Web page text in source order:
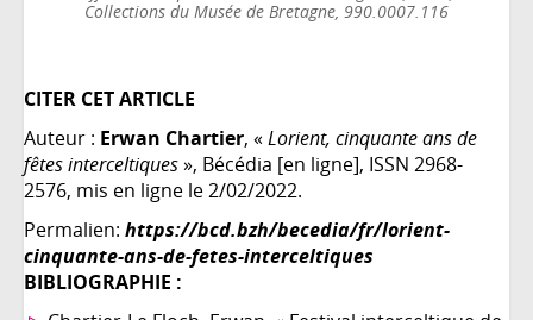
Collections du Musée de Bretagne, 990.0007.116
CITER CET ARTICLE
Auteur : Erwan Chartier, «Lorient, cinquante ans de
fêtes interceltiques», Bécédia [en ligne], ISSN 2968-
2576, mis en ligne le 2/02/2022.
Permalien: https://bcd.bzh/becedia/fr/lorient-
cinquante-ans-de-fetes-interceltiques
BIBLIOGRAPHIE :